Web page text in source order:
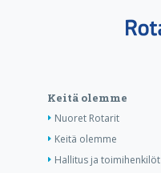
Keitä olemme
Nuoret Rotarit
Keitä olemme
Hallitus ja toimihenkilöt